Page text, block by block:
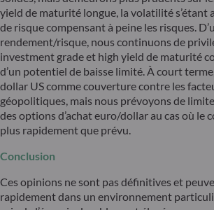
yield de maturité longue, la volatilité s’étant
de risque compensant à peine les risques.
rendement/risque, nous continuons de
investment grade et high yield de maturité
d’un potentiel de baisse limité. À court
dollar US comme couverture contre les
géopolitiques, mais nous prévoyons de
des options d’achat euro/dollar au cas où le
plus rapidement que prévu.
Conclusion
Ces opinions ne sont pas définitives et
rapidement dans un environnement